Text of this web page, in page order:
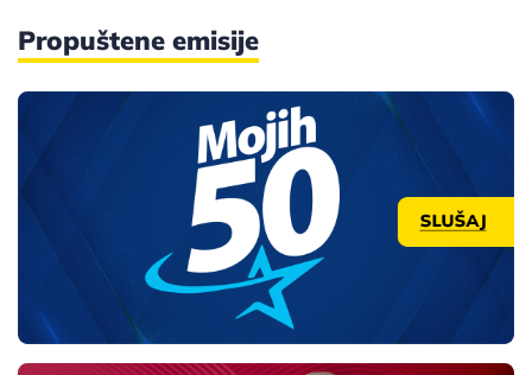
Propuštene emisije